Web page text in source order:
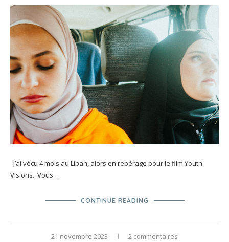
J’ai vécu 4 mois au Liban, alors en repérage pour le film Youth
Visions. Vous…
CONTINUE READING
21 novembre 2023 2 commentaires